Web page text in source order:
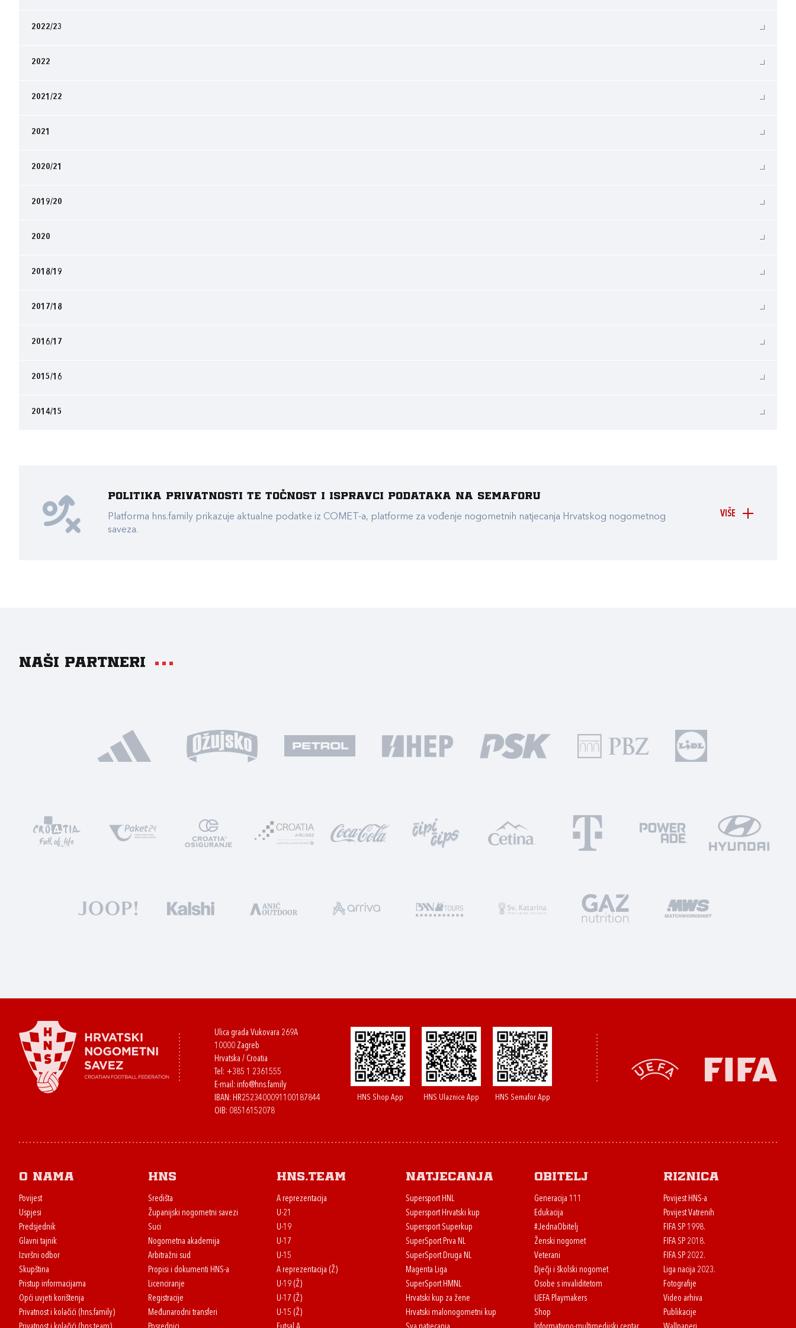
2022/23
2022
2021/22
2021
2020/21
2019/20
2020
2018/19
2017/18
2016/17
2015/16
2014/15
VIŠE
Politika privatnosti te točnost i ispravci podataka na Semaforu
Platforma hns.family prikazuje aktualne podatke iz COMET-a, platforme za vođenje nogometnih natjecanja Hrvatskog nogometnog
saveza.
Naši partneri
Ulica grada Vukovara 269A
10000 Zagreb
Hrvatska / Croatia
Tel: +385 1 2361555
E-mail: info@hns.family
IBAN: HR2523400091100187844
OIB: 08516152078
HNS Shop App HNS Ulaznice App HNS Semafor App
O nama
Povijest
Uspjesi
Predsjednik
Glavni tajnik
Izvršni odbor
Skupština
Pristup informacijama
Opći uvjeti korištenja
Privatnost i kolačići (hns.family)
HNS
Središta
Županijski nogometni savezi
Suci
Nogometna akademija
Arbitražni sud
Propisi i dokumenti HNS-a
Licenciranje
Registracije
Međunarodni transferi
HNS.team
A reprezentacija
U-21
U-19
U-17
U-15
A reprezentacija (Ž)
U-19 (Ž)
U-17 (Ž)
U-15 (Ž)
Natjecanja
Supersport HNL
Supersport Hrvatski kup
Supersport Superkup
SuperSport Prva NL
SuperSport Druga NL
Magenta Liga
SuperSport HMNL
Hrvatski kup za žene
Hrvatski malonogometni kup
Obitelj
Generacija 111
Edukacija
#JednaObitelj
Ženski nogomet
Veterani
Dječji i školski nogomet
Osobe s invaliditetom
UEFA Playmakers
Shop
Riznica
Povijest HNS-a
Povijest Vatrenih
FIFA SP 1998.
FIFA SP 2018.
FIFA SP 2022.
Liga nacija 2023.
Fotografije
Video arhiva
Publikacije